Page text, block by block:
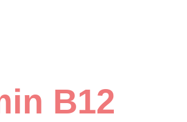
B12